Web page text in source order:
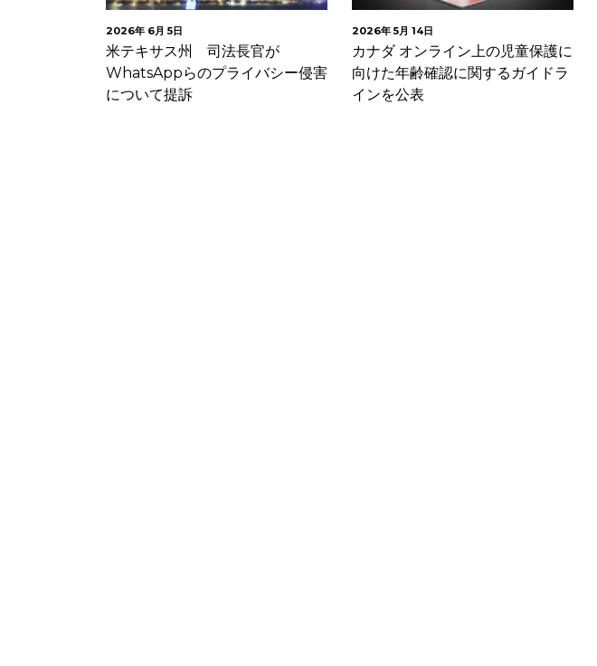
2026年 5月 14日
カナダ オンライン上の児童保護に
向けた年齢確認に関するガイドラ
インを公表
2026年 4月 22日
プライバシー保護規制調査レポー
ト ダウンロード